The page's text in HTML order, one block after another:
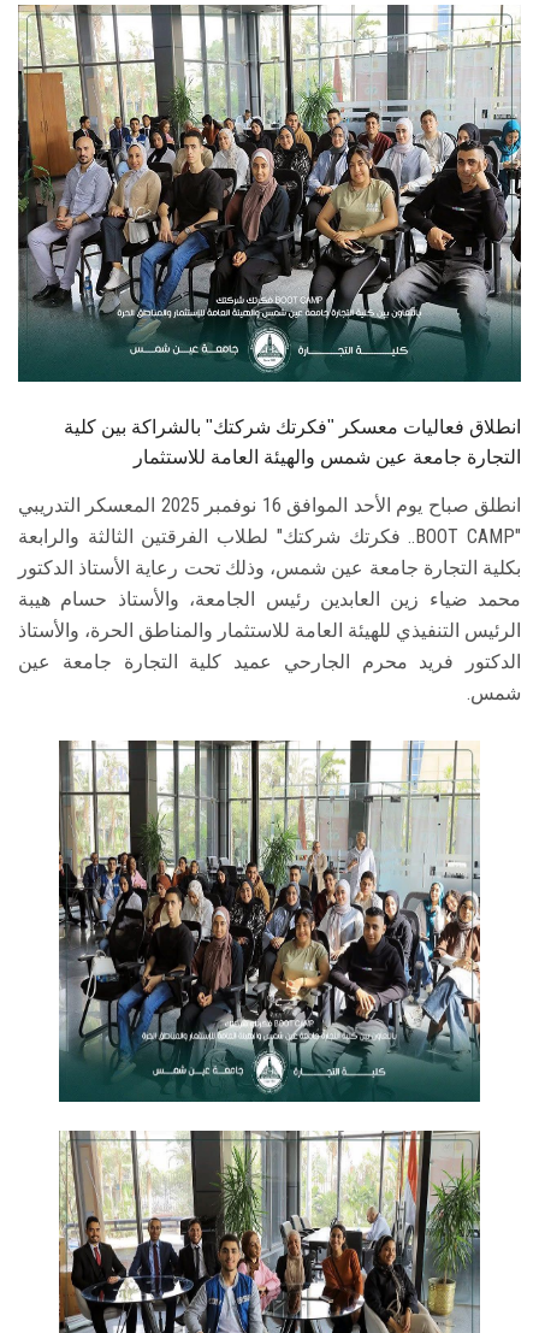
الطلاب
هيئة التدريس
الدراسات العليا
الخريجين
الموظفون
الزائـرون
انطلاق فعاليات معسكر "فكرتك شركتك" بالشراكة بين كلية
التجارة جامعة عين شمس والهيئة العامة للاستثمار
انطلق صباح يوم الأحد الموافق 16 نوفمبر 2025 المعسكر التدريبي
"BOOT CAMP.. فكرتك شركتك" لطلاب الفرقتين الثالثة والرابعة
بكلية التجارة جامعة عين شمس، وذلك تحت رعاية الأستاذ الدكتور
محمد ضياء زين العابدين رئيس الجامعة، والأستاذ حسام هيبة
الرئيس التنفيذي للهيئة العامة للاستثمار والمناطق الحرة، والأستاذ
الدكتور فريد محرم الجارحي عميد كلية التجارة جامعة عين
شمس.